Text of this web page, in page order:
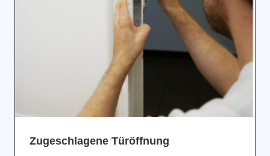
Zugeschlagene Türöffnung